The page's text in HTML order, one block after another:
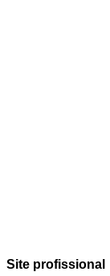
Site profissional